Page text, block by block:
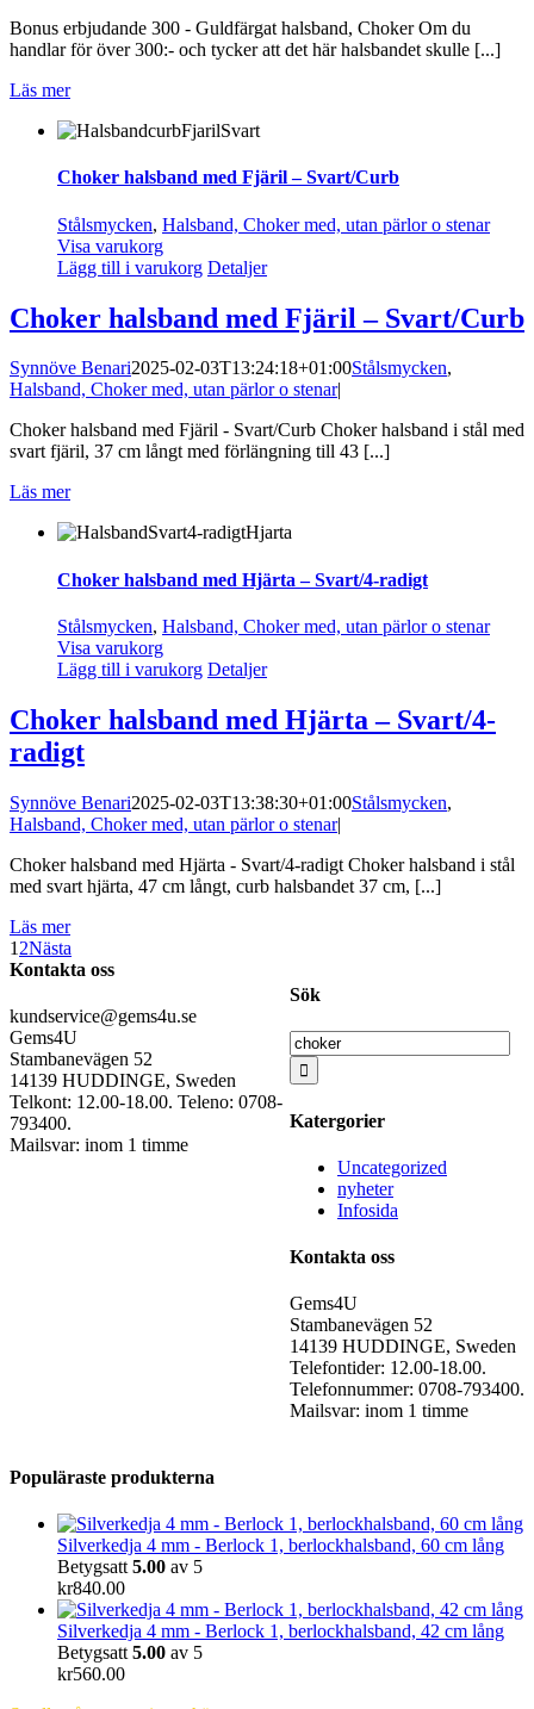
Bonus erbjudande 300 - Guldfärgat halsband, Choker Om du
handlar för över 300:- och tycker att det här halsbandet skulle [...]
Läs mer
Choker halsband med Fjäril – Svart/Curb
Stålsmycken, Halsband, Choker med, utan pärlor o stenar
Visa varukorg
Lägg till i varukorg Detaljer
Choker halsband med Fjäril – Svart/Curb
Synnöve Benari2025-02-03T13:24:18+01:00Stålsmycken,
Halsband, Choker med, utan pärlor o stenar|
Choker halsband med Fjäril - Svart/Curb Choker halsband i stål med
svart fjäril, 37 cm långt med förlängning till 43 [...]
Läs mer
Choker halsband med Hjärta – Svart/4-radigt
Stålsmycken, Halsband, Choker med, utan pärlor o stenar
Visa varukorg
Lägg till i varukorg Detaljer
Choker halsband med Hjärta – Svart/4-
radigt
Synnöve Benari2025-02-03T13:38:30+01:00Stålsmycken,
Halsband, Choker med, utan pärlor o stenar|
Choker halsband med Hjärta - Svart/4-radigt Choker halsband i stål
med svart hjärta, 47 cm långt, curb halsbandet 37 cm, [...]
Läs mer
1 2Nästa
Sök
Sök
efter:
Katergorier
Uncategorized
nyheter
Infosida
Kontakta oss
Gems4U
Stambanevägen 52
14139 HUDDINGE, Sweden
Telefontider: 12.00-18.00.
Telefonnummer: 0708-793400.
Mailsvar: inom 1 timme
Kontakta oss
kundservice@gems4u.se
Gems4U
Stambanevägen 52
14139 HUDDINGE, Sweden
Telkont: 12.00-18.00. Teleno: 0708-
793400.
Mailsvar: inom 1 timme
Populäraste produkterna
Silverkedja 4 mm - Berlock 1, berlockhalsband, 60 cm lång
Betygsatt 5.00 av 5
kr840.00
Silverkedja 4 mm - Berlock 1, berlockhalsband, 42 cm lång
Betygsatt 5.00 av 5
kr560.00